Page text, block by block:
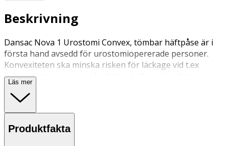
Beskrivning
Dansac Nova 1 Urostomi Convex, tömbar häftpåse är i
första hand avsedd för urostomiopererade personer.
Konvexiteten ska minska risken för läckage vid t.ex
indragen stomi, stomi i hudplanet eller ojämnheter i
huden.
Läs mer
Produktfakta